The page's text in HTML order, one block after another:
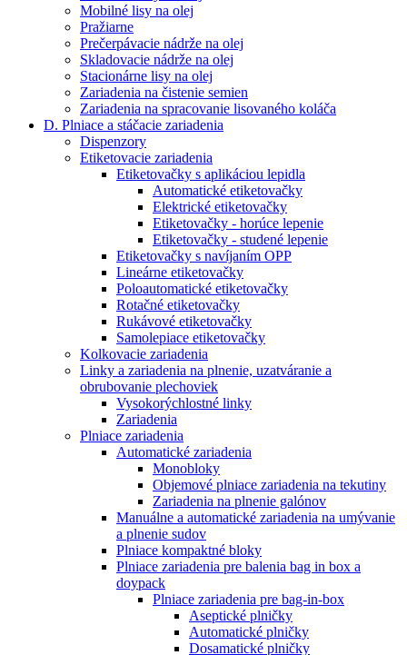
Mobilné lisy na olej
Pražiarne
Prečerpávacie nádrže na olej
Skladovacie nádrže na olej
Stacionárne lisy na olej
Zariadenia na čistenie semien
Zariadenia na spracovanie lisovaného koláča
D. Plniace a stáčacie zariadenia
Dispenzory
Etiketovacie zariadenia
Etiketovačky s aplikáciou lepidla
Automatické etiketovačky
Elektrické etiketovačky
Etiketovačky - horúce lepenie
Etiketovačky - studené lepenie
Etiketovačky s navíjaním OPP
Lineárne etiketovačky
Poloautomatické etiketovačky
Rotačné etiketovačky
Rukávové etiketovačky
Samolepiace etiketovačky
Kolkovacie zariadenia
Linky a zariadenia na plnenie, uzatváranie a
obrubovanie plechoviek
Vysokorýchlostné linky
Zariadenia
Plniace zariadenia
Automatické zariadenia
Monobloky
Objemové plniace zariadenia na tekutiny
Zariadenia na plnenie galónov
Manuálne a automatické zariadenia na umývanie
a plnenie sudov
Plniace kompaktné bloky
Plniace zariadenia pre balenia bag in box a
doypack
Plniace zariadenia pre bag-in-box
Aseptické plničky
Automatické plničky
Dosamatické plničky